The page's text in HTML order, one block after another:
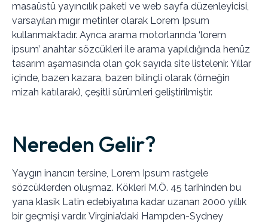
masaüstü yayıncılık paketi ve web sayfa düzenleyicisi,
varsayılan mıgır metinler olarak Lorem Ipsum
kullanmaktadır. Ayrıca arama motorlarında ‘lorem
ipsum’ anahtar sözcükleri ile arama yapıldığında henüz
tasarım aşamasında olan çok sayıda site listelenir. Yıllar
içinde, bazen kazara, bazen bilinçli olarak (örneğin
mizah katılarak), çeşitli sürümleri geliştirilmiştir.
Nereden Gelir?
Yaygın inancın tersine, Lorem Ipsum rastgele
sözcüklerden oluşmaz. Kökleri M.Ö. 45 tarihinden bu
yana klasik Latin edebiyatına kadar uzanan 2000 yıllık
bir geçmişi vardır. Virginia’daki Hampden-Sydney